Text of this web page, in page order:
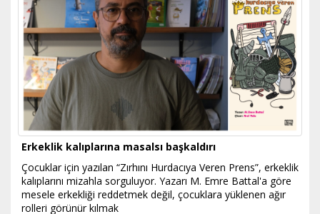
Erkeklik kalıplarına masalsı başkaldırı
Çocuklar için yazılan “Zırhını Hurdacıya Veren Prens”, erkeklik
kalıplarını mizahla sorguluyor. Yazarı M. Emre Battal'a göre
mesele erkekliği reddetmek değil, çocuklara yüklenen ağır
rolleri görünür kılmak